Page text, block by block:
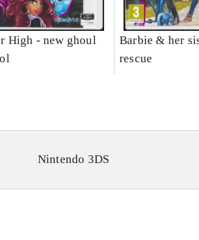
High - new ghoul
Barbie & her
rescue
Nintendo 3DS